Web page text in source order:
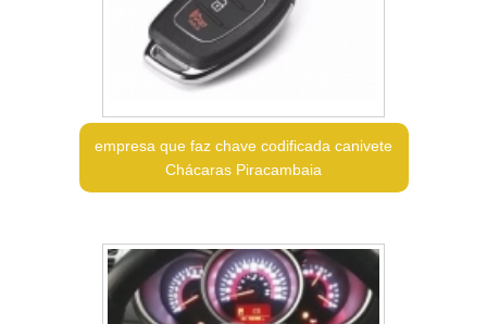
empresa que faz chave codificada canivete
Chácaras Piracambaia